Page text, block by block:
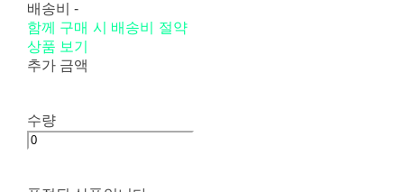
배송비-
함께 구매 시 배송비 절약
상품 보기
추가 금액
수량